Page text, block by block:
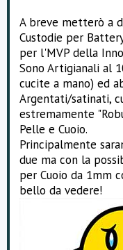
A breve metterò a
Custodie per
per l'MVP della
Sono Artigianali al
cucite a mano) ed
Argentati/satinati,
estremamente
Pelle e Cuoio.
Principalmente
due ma con la
per Cuoio da 1mm
bello da vedere!